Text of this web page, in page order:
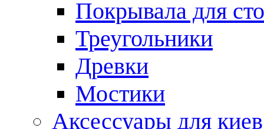
Покрывала для
Треугольники
Древки
Мостики
Аксессуары для киев